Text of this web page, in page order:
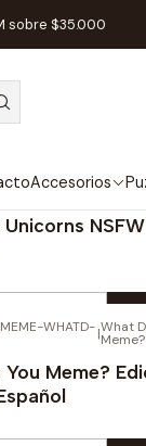
Accesorios
sobre $35.000
WHATD-|What
Meme?
Meme?